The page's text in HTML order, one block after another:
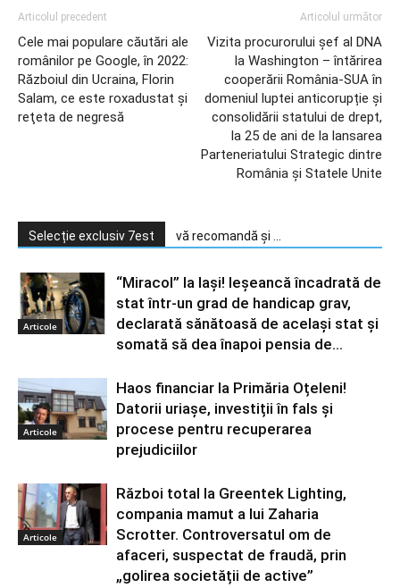
Articolul precedent
Cele mai populare căutări ale
românilor pe Google, în 2022:
Războiul din Ucraina, Florin
Salam, ce este roxadustat şi
reţeta de negresă
Articolul următor
Vizita procurorului șef al DNA
la Washington – întărirea
cooperării România-SUA în
domeniul luptei anticorupție și
consolidării statului de drept,
la 25 de ani de la lansarea
Parteneriatului Strategic dintre
România și Statele Unite
Selecție exclusiv 7est vă recomandă și ...
Articole
“Miracol” la Iași! Ieșeancă încadrată de
stat într-un grad de handicap grav,
declarată sănătoasă de același stat și
somată să dea înapoi pensia de...
Articole
Haos financiar la Primăria Oțeleni!
Datorii uriașe, investiții în fals și
procese pentru recuperarea
prejudiciilor
Articole
Război total la Greentek Lighting,
compania mamut a lui Zaharia
Scrotter. Controversatul om de
afaceri, suspectat de fraudă, prin
„golirea societății de active”